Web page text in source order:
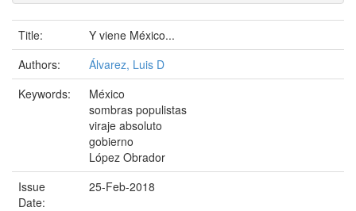
Title:
Y viene México...
Authors:
Álvarez, Luis D
Keywords:
México
sombras populistas
viraje absoluto
gobierno
López Obrador
Issue
Date:
25-Feb-2018